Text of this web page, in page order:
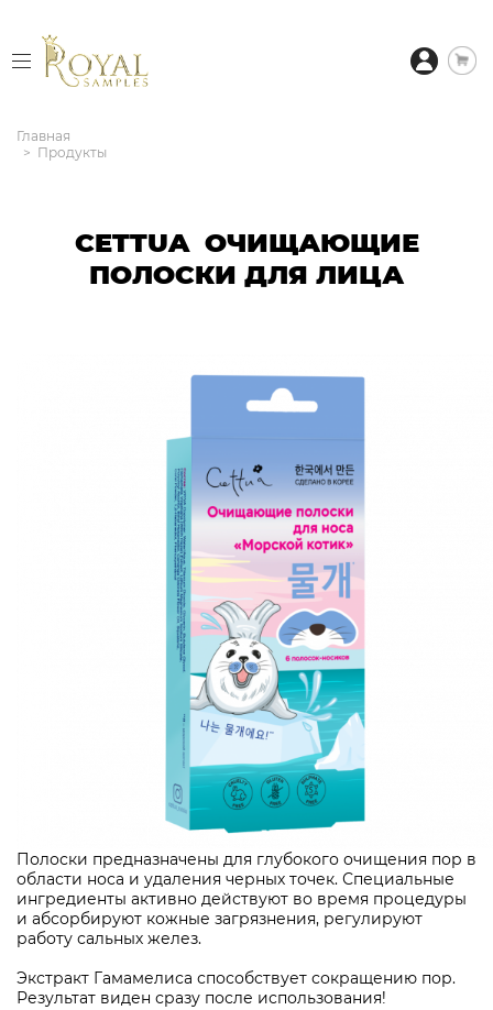
Главная
Продукты
CETTUA ОЧИЩАЮЩИЕ
ПОЛОСКИ ДЛЯ ЛИЦА
Полоски предназначены для глубокого очищения пор в
области носа и удаления черных точек. Специальные
ингредиенты активно действуют во время процедуры
и абсорбируют кожные загрязнения, регулируют
работу сальных желез.
Экстракт Гамамелиса способствует сокращению пор.
Результат виден сразу после использования!